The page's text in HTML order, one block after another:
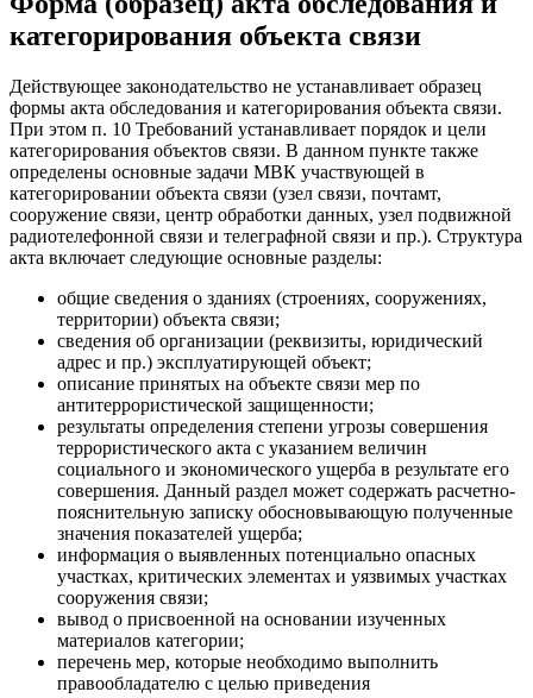
категорирования объекта связи
Действующее законодательство не устанавливает образец
формы акта обследования и категорирования объекта связи.
При этом п. 10 Требований устанавливает порядок и цели
категорирования объектов связи. В данном пункте также
определены основные задачи МВК участвующей в
категорировании объекта связи (узел связи, почтамт,
сооружение связи, центр обработки данных, узел подвижной
радиотелефонной связи и телеграфной связи и пр.). Структура
акта включает следующие основные разделы:
общие сведения о зданиях (строениях, сооружениях,
территории) объекта связи;
сведения об организации (реквизиты, юридический
адрес и пр.) эксплуатирующей объект;
описание принятых на объекте связи мер по
антитеррористической защищенности;
результаты определения степени угрозы совершения
террористического акта с указанием величин
социального и экономического ущерба в результате его
совершения. Данный раздел может содержать расчетно-
пояснительную записку обосновывающую полученные
значения показателей ущерба;
информация о выявленных потенциально опасных
участках, критических элементах и уязвимых участках
сооружения связи;
вывод о присвоенной на основании изученных
материалов категории;
перечень мер, которые необходимо выполнить
правообладателю с целью приведения